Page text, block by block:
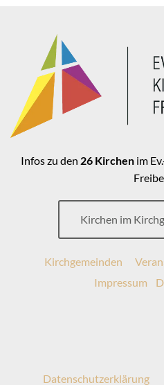
Infos zu den 26 Kirchenim
Kirchen im
Kirchgemeinden
Impressum
Datenschutzerklärung